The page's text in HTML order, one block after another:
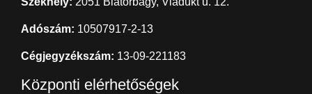
Adószám: 10507917-2-13
Cégjegyzékszám: 13-09-221183
Központi elérhetőségek